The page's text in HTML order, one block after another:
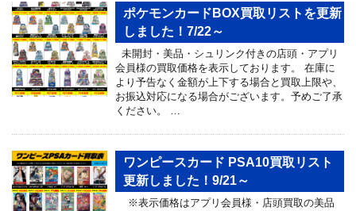
ポケモンカードBOX買取リストを更新
しました！7/22～
未開封・美品・シュリンク付きの店頭・アプリ
会員様の買取価格を表示しております。 在庫に
より予告なく金額が上下する場合と買取上限や、
お振込対応になる場合がございます。予めご了承
ください。 …
ワンピースカード PSA10買取リスト
更新しました！9/21～
※表示価格はアプリ会員様・店頭買取の美品